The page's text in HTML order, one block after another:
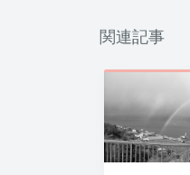
関連記事